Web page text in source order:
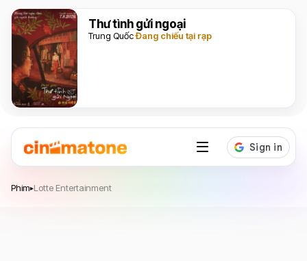
Thư tình gửi ngoại
Trung QuốcĐang chiếu tại rạp
Phim▸Lotte Entertainment